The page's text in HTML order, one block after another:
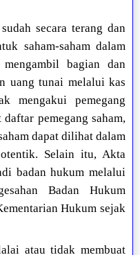
secara terang dan
saham-saham dalam
bagian dan
uang tunai melalui kas
mengakui pemegang
pemegang saham,
dapat dilihat dalam
Selain itu, Akta
badan hukum melalui
Badan Hukum
Hukum sejak
atau tidak membuat